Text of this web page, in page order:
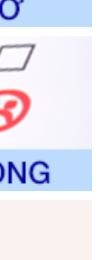
sửa
điện tử
khí hậu
Môi
sửa
điện tử
thuộc